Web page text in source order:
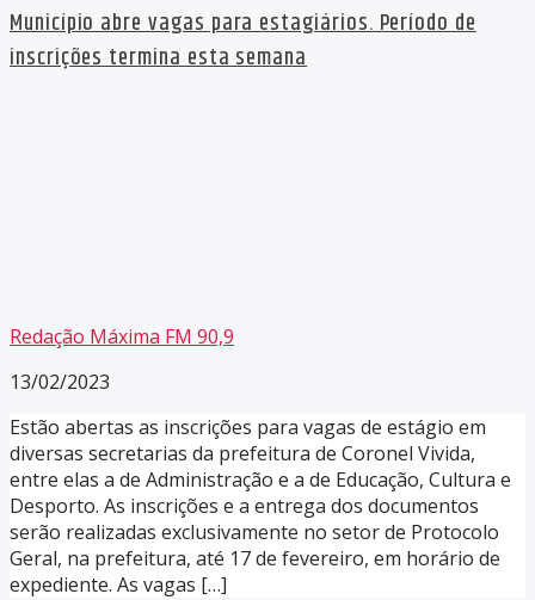
Município abre vagas para estagiários. Período de
inscrições termina esta semana
Redação Máxima FM 90,9
13/02/2023
Estão abertas as inscrições para vagas de estágio em
diversas secretarias da prefeitura de Coronel Vivida,
entre elas a de Administração e a de Educação, Cultura e
Desporto. As inscrições e a entrega dos documentos
serão realizadas exclusivamente no setor de Protocolo
Geral, na prefeitura, até 17 de fevereiro, em horário de
expediente. As vagas […]